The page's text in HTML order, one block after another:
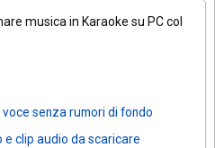
musica in Karaoke su PC col
senza rumori di fondo
e clip audio da scaricare